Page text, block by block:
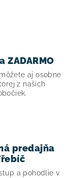
ZADARMO
aj osobne
z našich
predajňa
a pohodlie v